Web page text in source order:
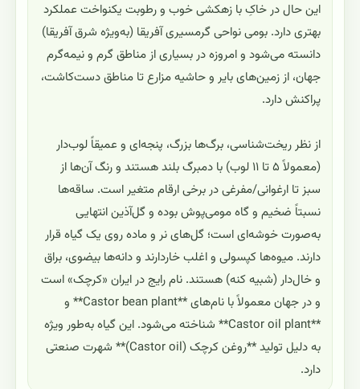
این حال در خاکِ با زهکشی خوب و رطوبت یکنواخت عملکرد
بهتری دارد. بومی نواحی گرمسیری آفریقا (به‌ویژه شرق آفریقا)
دانسته می‌شود و امروزه در بسیاری از مناطق گرم و نیمه‌گرم
جهان، از زمین‌های بایر و حاشیه مزارع تا مناطق دست‌کاشت،
پراکنش دارد.
از نظر ریخت‌شناسی، برگ‌ها بزرگ، پنجه‌ای و عمیقاً لوب‌دار
(معمولاً ۵ تا ۱۱ لوب) با دمبرگ بلند هستند و رنگ آن‌ها از
سبز تا ارغوانی/مفرغی در برخی ارقام متغیر است. ساقه‌ها
نسبتاً ضخیم و گاه مومی‌پوش بوده و گل‌آذین انتهایی
به‌صورت خوشه‌ای است؛ گل‌های نر و ماده روی یک گیاه قرار
دارند. میوه‌ها کپسولی و اغلب خاردارند و دانه‌ها بیضوی، براق
و خال‌دار (شبیه کنه) هستند. نام رایج در ایران «کرچک» است
و در جهان معمولاً با نام‌های **Castor bean plant** و
**Castor oil plant** شناخته می‌شود. این گیاه به‌طور ویژه
به دلیل تولید **روغن کرچک (Castor oil)** شهرت صنعتی
دارد.